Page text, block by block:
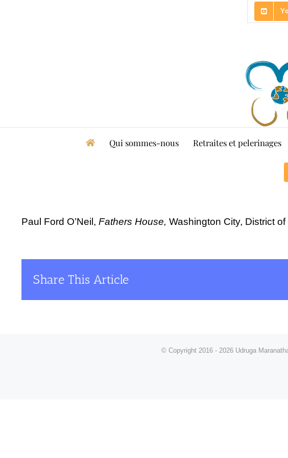
Qui sommes-nous Retraites et pelerinages
Paul Ford O’Neil, Fathers House, Washington City, District
Share This Article
© Copyright 2016 - 2026 Udruga